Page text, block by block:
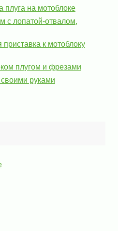
плуга на мотоблоке
с лопатой-отвалом,
приставка к мотоблоку
плугом и фрезами
руками